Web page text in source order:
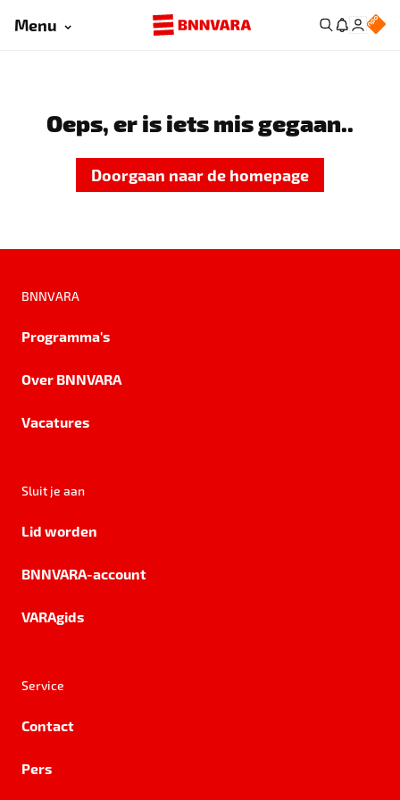
Menu
Oeps, er is iets mis gegaan..
Doorgaan naar de homepage
BNNVARA
Programma's
Over BNNVARA
Vacatures
Sluit je aan
Lid worden
BNNVARA-account
VARAgids
Service
Contact
Pers